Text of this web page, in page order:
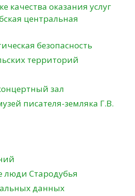
качества оказания услуг
центральная
безопасность
территорий
зал
писателя-земляка Г.В.
люди Стародубья
данных